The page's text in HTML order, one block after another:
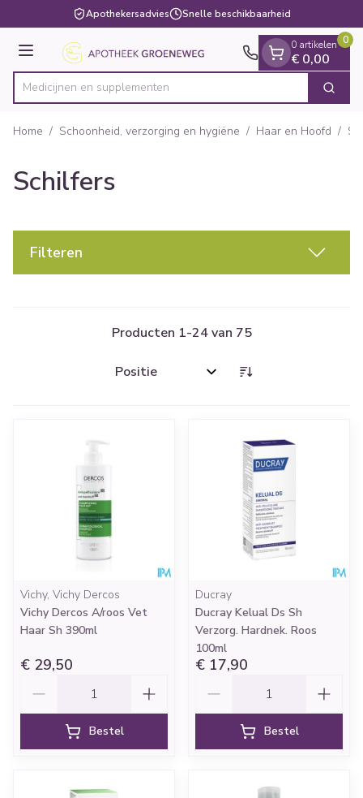
Ga naar de inhoudApothekersadvies Snelle beschikbaarheid
Menu
Product, merk, categorie...
Medicijne Zoek
0 artikelen
€ 0,00
0
Home / Schoonheid, verzorging en hygiëne / Haar en Hoofd /
Schilfers
Filteren
Producten 1-24van 75
Sorteer op:
Vichy, Vichy Dercos
Vichy Dercos A/roos Vet
Haar Sh 390ml
€ 29,50
Bestel
Ducray
Ducray Kelual Ds Sh
Verzorg. Hardnek. Roos
100ml
€ 17,90
Bestel